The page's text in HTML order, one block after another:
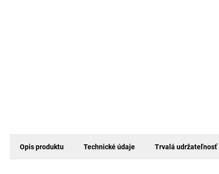
Opis produktu Technické údaje Trvalá udržateľnosť